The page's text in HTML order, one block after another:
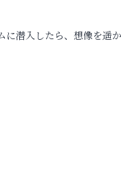
潜入したら、想像を遥